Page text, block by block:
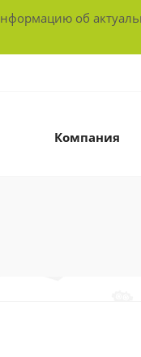
об
Компания